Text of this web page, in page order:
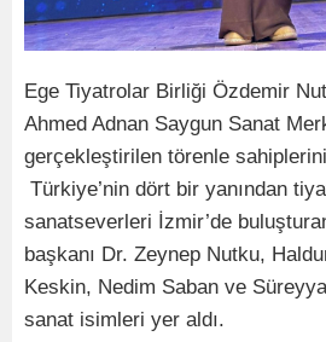
Ege Tiyatrolar Birliği Özdemir
Ahmed Adnan Saygun Sanat
gerçekleştirilen törenle
Türkiye’nin dört bir yanından
sanatseverleri İzmir’de
başkanı Dr. Zeynep Nutku,
Keskin, Nedim Saban ve
sanat isimleri yer aldı.